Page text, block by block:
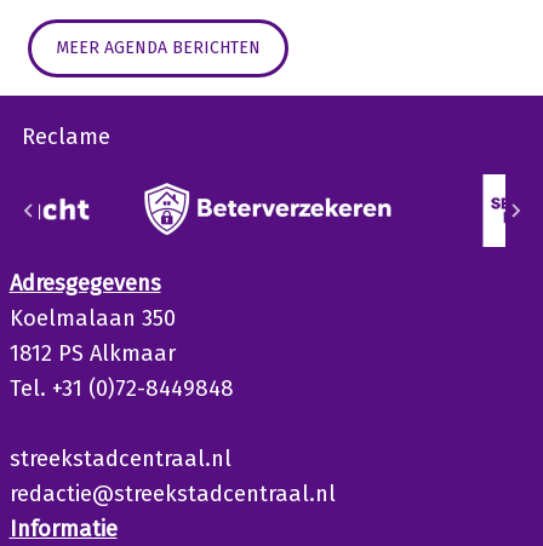
MEER AGENDA BERICHTEN
Reclame
Adresgegevens
Koelmalaan 350
1812 PS Alkmaar
Tel. +31 (0)72-8449848
streekstadcentraal.nl
redactie@streekstadcentraal.nl
Informatie